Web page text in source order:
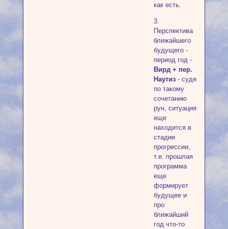
как есть.
3.
Перспектива
ближайшего
будущего -
период год -
Вирд + пер.
Наутиз- судя
по такому
сочетанию
рун, ситуация
еще
находится в
стадии
прогрессии,
т.е. прошлая
программа
еще
формирует
будущее и
про
ближайший
год что-то